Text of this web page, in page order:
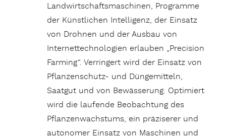
Landwirtschaftsmaschinen, Programme
der Künstlichen Intelligenz, der Einsatz
von Drohnen und der Ausbau von
Internettechnologien erlauben „Precision
Farming“. Verringert wird der Einsatz von
Pflanzenschutz- und Düngemitteln,
Saatgut und von Bewässerung. Optimiert
wird die laufende Beobachtung des
Pflanzenwachstums, ein präziserer und
autonomer Einsatz von Maschinen und